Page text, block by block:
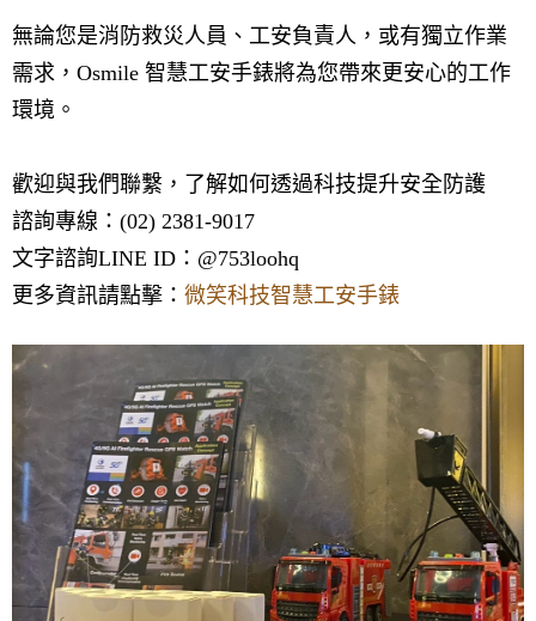
無論您是消防救災人員、工安負責人，或有獨立作業
需求，Osmile 智慧工安手錶將為您帶來更安心的工作
環境。
歡迎與我們聯繫，了解如何透過科技提升安全防護
諮詢專線：(02) 2381-9017
文字諮詢LINE ID：@753loohq
更多資訊請點擊： 微笑科技智慧工安手錶